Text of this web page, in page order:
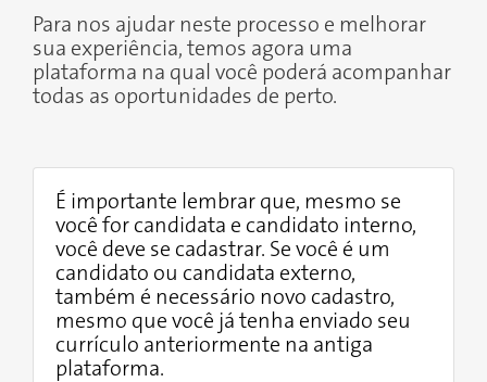
Para nos ajudar neste processo e melhorar
sua experiência, temos agora uma
plataforma na qual você poderá acompanhar
todas as oportunidades de perto.
É importante lembrar que, mesmo se
você for candidata e candidato interno,
você deve se cadastrar. Se você é um
candidato ou candidata externo,
também é necessário novo cadastro,
mesmo que você já tenha enviado seu
currículo anteriormente na antiga
plataforma.